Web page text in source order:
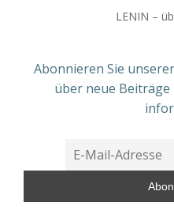
LENIN –
Abonnieren Sie
über neue